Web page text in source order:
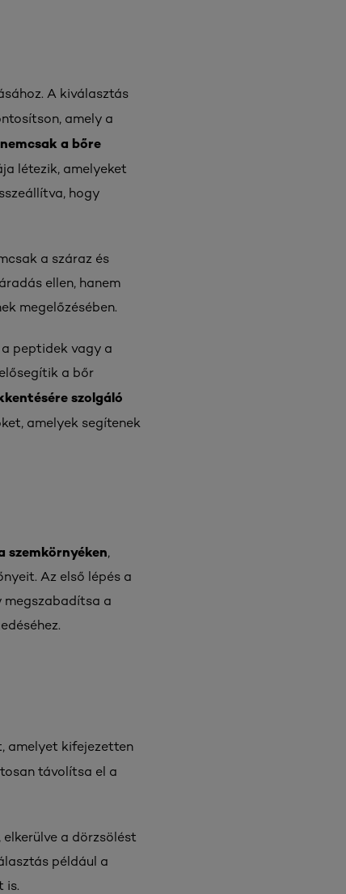
A kiválasztás
amely a
nemcsak a bőre
létezik, amelyeket
hogy
a száraz és
ellen, hanem
megelőzésében.
peptidek vagy a
a bőr
szolgáló
amelyek segítenek
szemkörnyéken,
Az első lépés a
megszabadítsa a
amelyet kifejezetten
távolítsa el a
a dörzsölést
például a
is.